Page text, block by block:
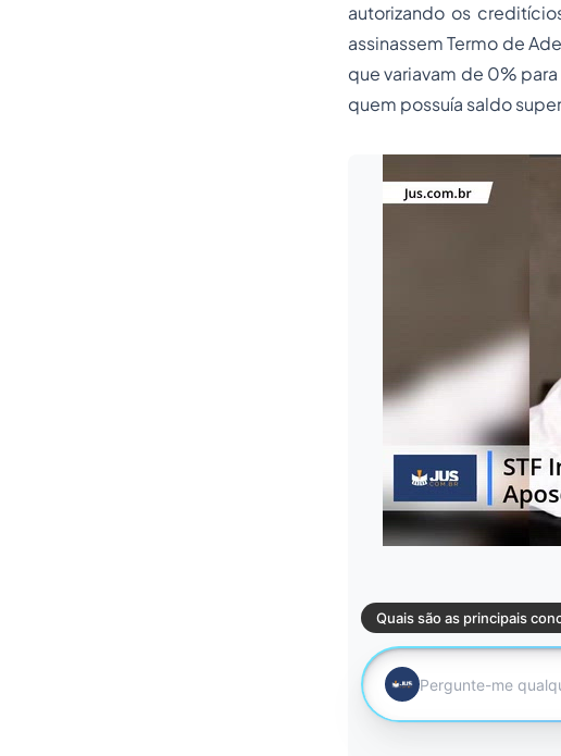
autorizando os
assinassem Termo de
que variavam de 0%
quem possuía saldo